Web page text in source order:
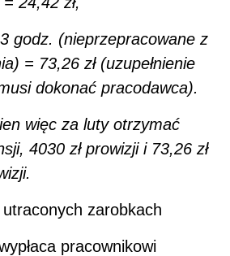
godz. (nieprzepracowane z
= 73,26 zł (uzupełnienie
dokonać pracodawca).
więc za luty otrzymać
4030 zł prowizji i 73,26 zł
zarobkach
pracownikowi